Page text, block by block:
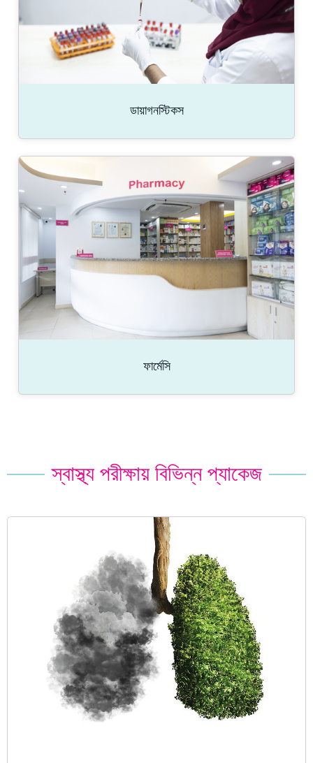
ডায়াগনস্টিকস
ফার্মেসি
স্বাস্থ্য পরীক্ষায় বিভিন্ন প্যাকেজ